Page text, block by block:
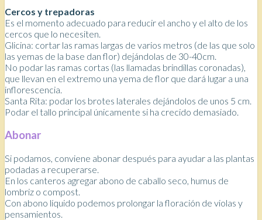
Cercos y trepadoras
Es el momento adecuado para reducir el ancho y el alto de los
cercos que lo necesiten.
Glicina: cortar las ramas largas de varios metros (de las que solo
las yemas de la base dan flor) dejándolas de 30-40cm.
No podar las ramas cortas (las llamadas brindillas coronadas),
que llevan en el extremo una yema de flor que dará lugar a una
inflorescencia.
Santa Rita: podar los brotes laterales dejándolos de unos 5 cm.
Podar el tallo principal únicamente si ha crecido demasiado.
Abonar
Si podamos, conviene abonar después para ayudar a las plantas
podadas a recuperarse.
En los canteros agregar abono de caballo seco, humus de
lombriz o compost.
Con abono líquido podemos prolongar la floración de violas y
pensamientos.